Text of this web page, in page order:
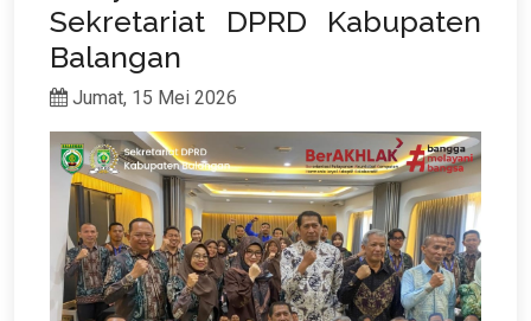
Sekretariat DPRD Kabupaten
Balangan
Jumat, 15 Mei 2026